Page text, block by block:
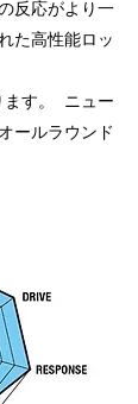
反応がより一
た高性能ロッ
ます。 ニュー
ールラウンド